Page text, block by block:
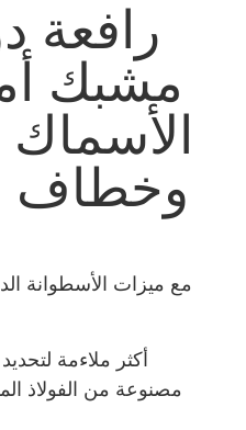
رافعة
مشبك
وخطاف
مع ميزات الأسطوانة
أكثر ملاءمة
مصنوعة من الفولاذ